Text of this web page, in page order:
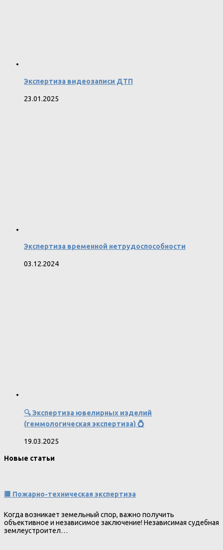
Экспертиза видеозаписи ДТП
23.01.2025
Экспертиза временной нетрудоспособности
03.12.2024
🔍 Экспертиза ювелирных изделий
(геммологическая экспертиза) 💍
19.03.2025
Новые статьи
🟥 Пожарно-техническая экспертиза
Когда возникает земельный спор, важно получить
объективное и независимое заключение! Независимая судебная
землеустроител…